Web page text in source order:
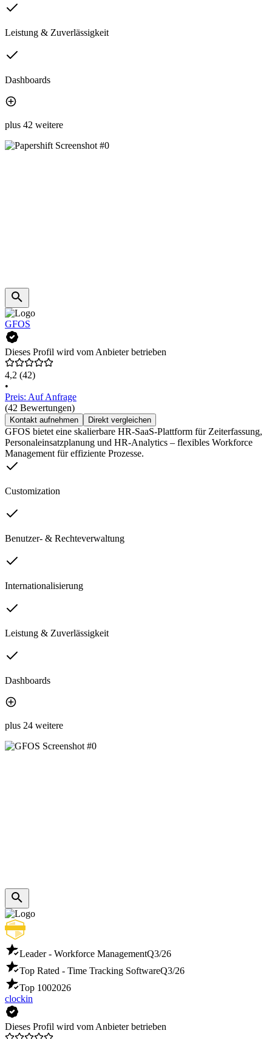
Leistung & Zuverlässigkeit
Dashboards
plus 42 weitere
GFOS
Dieses Profil wird vom Anbieter betrieben
4,2 (42)
•
Preis: Auf Anfrage
(42 Bewertungen)
Kontakt aufnehmen Direkt vergleichen
GFOS bietet eine skalierbare HR-SaaS-Plattform für Zeiterfassung,
Personaleinsatzplanung und HR-Analytics – flexibles Workforce
Management für effiziente Prozesse.
Customization
Benutzer- & Rechteverwaltung
Internationalisierung
Leistung & Zuverlässigkeit
Dashboards
plus 24 weitere
Leader - Workforce ManagementQ3/26
Top Rated - Time Tracking SoftwareQ3/26
Top 1002026
clockin
Dieses Profil wird vom Anbieter betrieben